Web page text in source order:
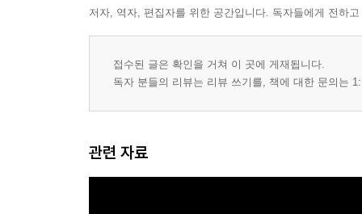
저자, 역자, 편집자를 위한 공간입니다. 독자들에게 전하
접수된 글은 확인을 거쳐 이 곳에 게재됩니다.
독자 분들의 리뷰는 리뷰 쓰기를, 책에 대한 문의는
관련 자료